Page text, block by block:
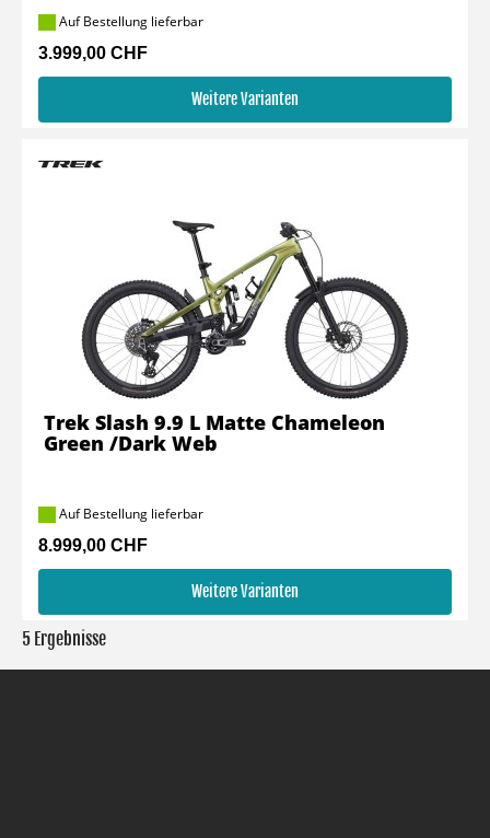
Auf Bestellung lieferbar
3.999,00 CHF
Weitere Varianten
Auf Bestellung lieferbar
8.999,00 CHF
Weitere Varianten
Trek Slash 9.9 L Matte Chameleon
Green /Dark Web
5 Ergebnisse